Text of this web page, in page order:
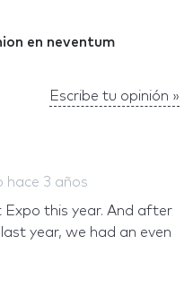
en neventum
Escribe tu opinión »
hace 3 años
this year. And after
year, we had an even